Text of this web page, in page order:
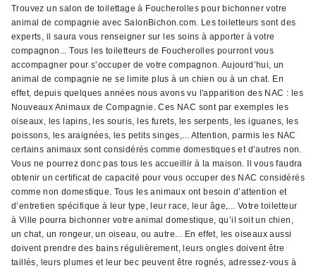
Trouvez un salon de toilettage à Foucherolles pour bichonner votre
animal de compagnie avec SalonBichon.com. Les toiletteurs sont des
experts, il saura vous renseigner sur les soins à apporter à votre
compagnon... Tous les toiletteurs de Foucherolles pourront vous
accompagner pour s’occuper de votre compagnon. Aujourd’hui, un
animal de compagnie ne se limite plus à un chien ou à un chat. En
effet, depuis quelques années nous avons vu l'apparition des NAC : les
Nouveaux Animaux de Compagnie. Ces NAC sont par exemples les
oiseaux, les lapins, les souris, les furets, les serpents, les iguanes, les
poissons, les araignées, les petits singes,... Attention, parmis les NAC
certains animaux sont considérés comme domestiques et d’autres non.
Vous ne pourrez donc pas tous les accueillir à la maison. Il vous faudra
obtenir un certificat de capacité pour vous occuper des NAC considérés
comme non domestique. Tous les animaux ont besoin d’attention et
d’entretien spécifique à leur type, leur race, leur âge,... Votre toiletteur
à Ville pourra bichonner votre animal domestique, qu’il soit un chien,
un chat, un rongeur, un oiseau, ou autre... En effet, les oiseaux aussi
doivent prendre des bains régulièrement, leurs ongles doivent être
taillés, leurs plumes et leur bec peuvent être rognés, adressez-vous à